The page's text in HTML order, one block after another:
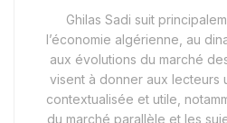
Ghilas Sadi suit
l’économie algérienne, au
aux évolutions du marché
visent à donner aux lecteurs
contextualisée et utile,
du marché parallèle et les